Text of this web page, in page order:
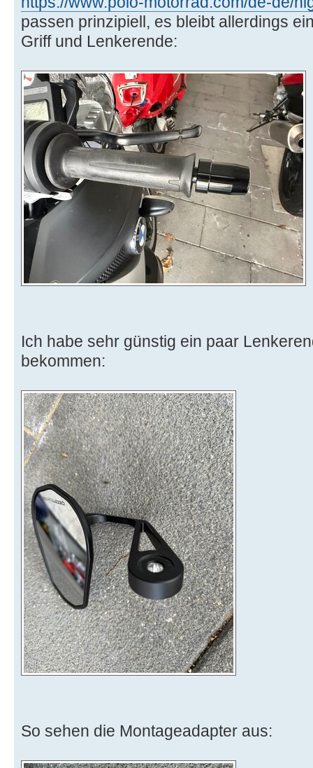
passen prinzipiell, es bleibt allerdings
Griff und Lenkerende:
Ich habe sehr günstig ein paar
bekommen:
So sehen die Montageadapter aus: